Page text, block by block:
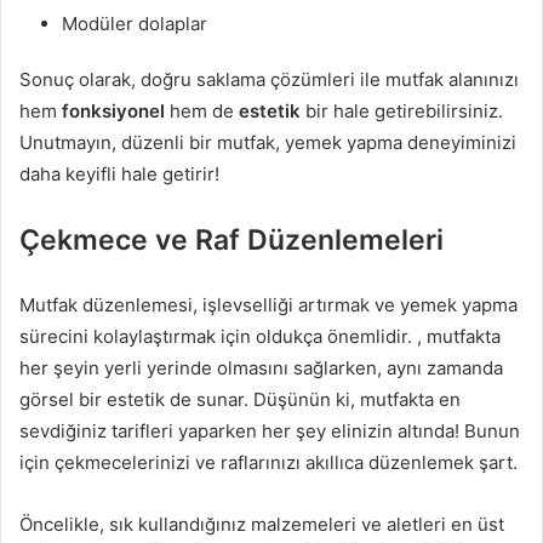
Modüler dolaplar
Sonuç olarak, doğru saklama çözümleri ile mutfak alanınızı
hem fonksiyonel hem de estetik bir hale getirebilirsiniz.
Unutmayın, düzenli bir mutfak, yemek yapma deneyiminizi
daha keyifli hale getirir!
Çekmece ve Raf Düzenlemeleri
Mutfak düzenlemesi, işlevselliği artırmak ve yemek yapma
sürecini kolaylaştırmak için oldukça önemlidir. , mutfakta
her şeyin yerli yerinde olmasını sağlarken, aynı zamanda
görsel bir estetik de sunar. Düşünün ki, mutfakta en
sevdiğiniz tarifleri yaparken her şey elinizin altında! Bunun
için çekmecelerinizi ve raflarınızı akıllıca düzenlemek şart.
Öncelikle, sık kullandığınız malzemeleri ve aletleri en üst